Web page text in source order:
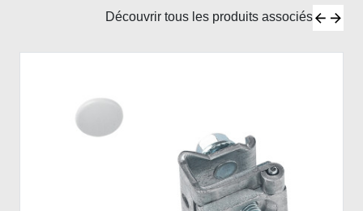
Découvrir tous les produits associés